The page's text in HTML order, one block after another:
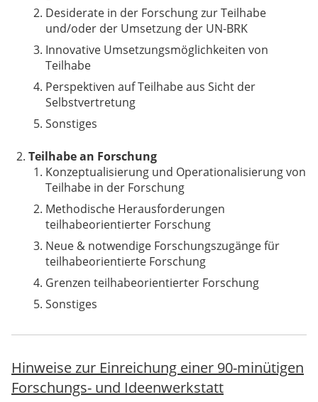
Desiderate in der Forschung zur Teilhabe
und/oder der Umsetzung der UN-BRK
Innovative Umsetzungsmöglichkeiten von
Teilhabe
Perspektiven auf Teilhabe aus Sicht der
Selbstvertretung
Sonstiges
Teilhabe an Forschung
Konzeptualisierung und Operationalisierung von
Teilhabe in der Forschung
Methodische Herausforderungen
teilhabeorientierter Forschung
Neue & notwendige Forschungszugänge für
teilhabeorientierte Forschung
Grenzen teilhabeorientierter Forschung
Sonstiges
Hinweise zur Einreichung einer 90-minütigen
Forschungs- und Ideenwerkstatt